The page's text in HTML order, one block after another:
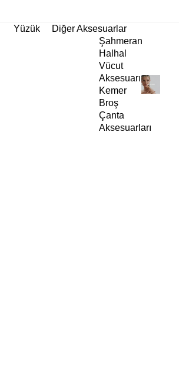
Yüzük
Diğer Aksesuarlar
Şahmeran
Halhal
Vücut
Aksesuarı
Kemer
Broş
Çanta
Aksesuarları